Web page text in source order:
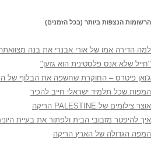
הרשומות הנצפות ביותר (בכל הזמנים)
למה הדירה אמו של אורי אבנרי את בנה
"חייל שלא אנס פלסטינית הוא גזען"
ג'ואן פיטרס – החוקרת שחשפה את הבלוף של
המפות שכל תלמיד ישראלי חייב להכיר
אוצר צילומים של PALESTINE הריקה
איך להיפטר מזבובי הבית ולפתור את בעיית
המפה הגדולה של הארץ הריקה